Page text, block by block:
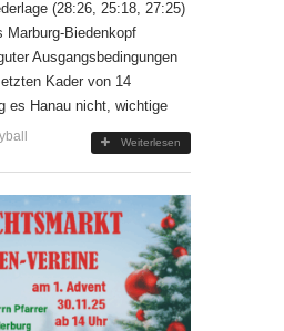
(28:26, 25:18, 27:25)
Marburg-Biedenkopf
Ausgangsbedingungen
Kader von 14
es Hanau nicht, wichtige
Weiterlesen